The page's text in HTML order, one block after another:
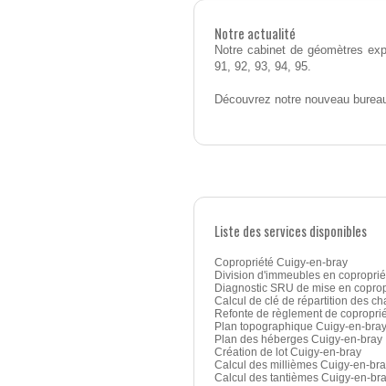
Notre actualité
Notre cabinet de géomètres
91, 92, 93, 94, 95.
Découvrez notre nouveau
Liste des services disponibles
Copropriété Cuigy-en-bray
Division d'immeubles en
Diagnostic SRU de mise en
Calcul de clé de répartition des
Refonte de règlement de
Plan topographique Cuigy-en-bray
Plan des héberges Cuigy-en-bray
Création de lot Cuigy-en-bray
Calcul des millièmes Cuigy-en-
Calcul des tantièmes Cuigy-en-